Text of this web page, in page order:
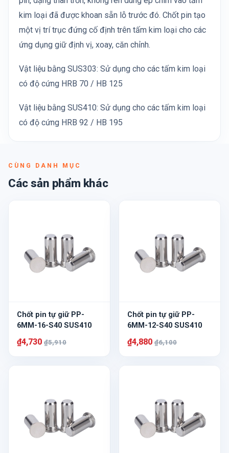
kim loại đã được khoan sẵn lỗ trước đó. Chốt pin tạo
một vị trí trục đứng cố định trên tấm kim loại cho các
ứng dụng giữ định vị, xoay, căn chỉnh.
Vật liệu bằng SUS303: Sử dụng cho các tấm kim loại
có độ cứng HRB 70 / HB 125
Vật liệu bằng SUS410: Sử dụng cho các tấm kim loại
có độ cứng HRB 92 / HB 195
CÙNG DANH MỤC
Các sản phẩm khác
Chốt pin tự giữ PP-
6MM-16-S40 SUS410
₫4,730 ₫5,910
Chốt pin tự giữ PP-
6MM-12-S40 SUS410
₫4,880 ₫6,100